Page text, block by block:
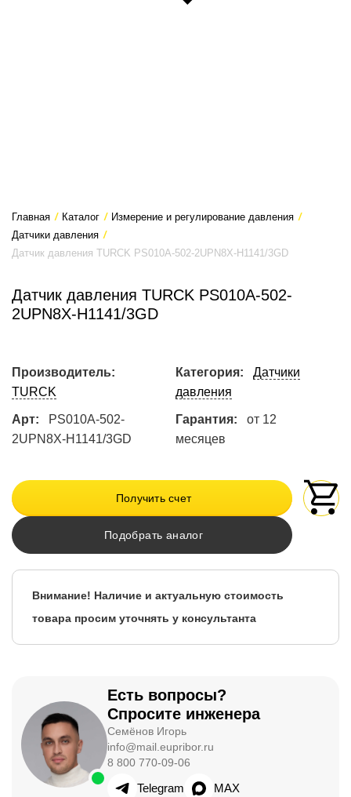
Главная / Каталог / Измерение и регулирование давления /
Датчики давления /
Датчик давления TURCK PS010A-502-2UPN8X-H1141/3GD
Датчик давления TURCK PS010A-502-
2UPN8X-H1141/3GD
Производитель:
TURCK
Категория:
Датчики
давления
Арт:
PS010A-502-
2UPN8X-H1141/3GD
Гарантия:
от 12
месяцев
Получить счет
Подобрать аналог
Внимание! Наличие и актуальную стоимость
товара просим уточнять у консультанта
Есть вопросы?
Спросите инженера
Семёнов Игорь
info@mail.eupribor.ru
8 800 770-09-06
Telegram MAX